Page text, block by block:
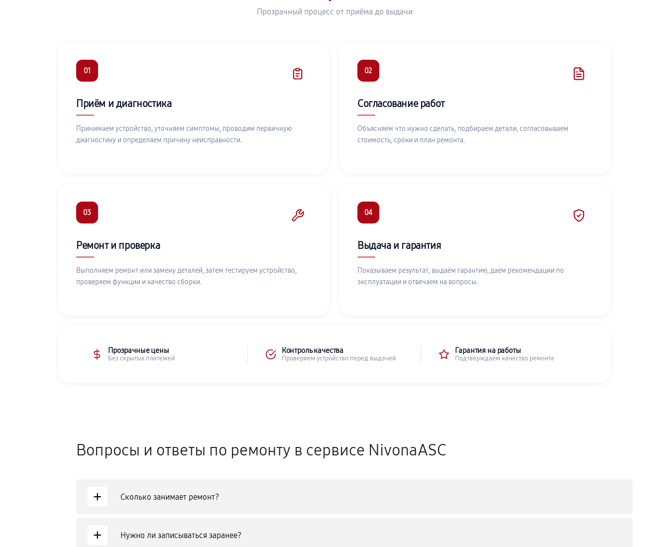
Прозрачный процесс от приёма до выдачи
01
Приём и диагностика
Принимаем устройство, уточняем симптомы, проводим первичную
диагностику и определяем причину неисправности.
02
Согласование работ
Объясняем что нужно сделать, подбираем детали, согласовываем
стоимость, сроки и план ремонта.
03
Ремонт и проверка
Выполняем ремонт или замену деталей, затем тестируем устройство,
проверяем функции и качество сборки.
04
Выдача и гарантия
Показываем результат, выдаём гарантию, даём рекомендации по
эксплуатации и отвечаем на вопросы.
Прозрачные цены
Без скрытых платежей
Контроль качества
Проверяем устройство перед выдачей
Гарантия на работы
Подтверждаем качество ремонта
Вопросы и ответы по ремонту в сервисе NivonaASC
+ Сколько занимает ремонт?
+ Нужно ли записываться заранее?